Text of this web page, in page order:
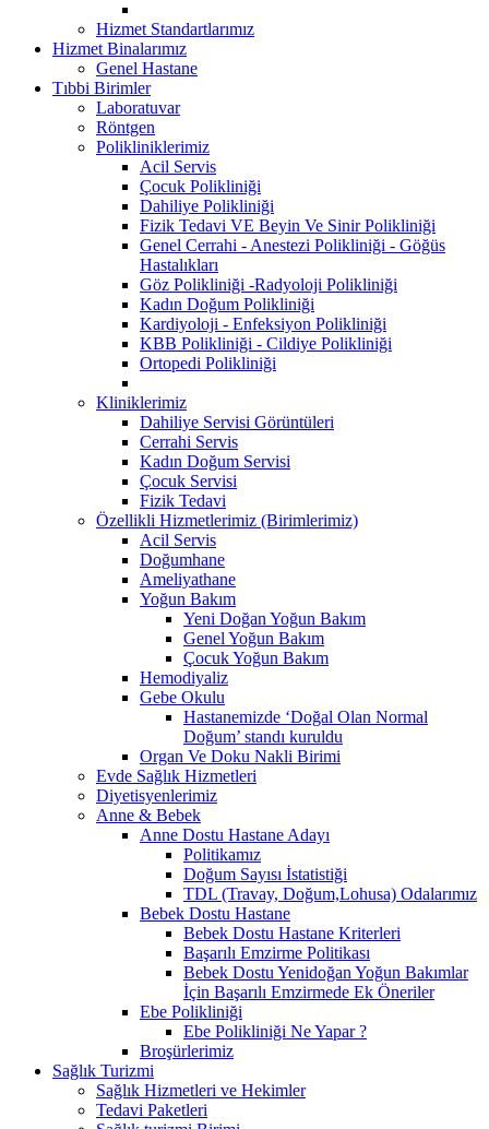
Hizmet Standartlarımız
Hizmet Binalarımız
Genel Hastane
Tıbbi Birimler
Laboratuvar
Röntgen
Polikliniklerimiz
Acil Servis
Çocuk Polikliniği
Dahiliye Polikliniği
Fizik Tedavi VE Beyin Ve Sinir Polikliniği
Genel Cerrahi - Anestezi Polikliniği - Göğüs
Hastalıkları
Göz Polikliniği -Radyoloji Polikliniği
Kadın Doğum Polikliniği
Kardiyoloji - Enfeksiyon Polikliniği
KBB Polikliniği - Cildiye Polikliniği
Ortopedi Polikliniği
Kliniklerimiz
Dahiliye Servisi Görüntüleri
Cerrahi Servis
Kadın Doğum Servisi
Çocuk Servisi
Fizik Tedavi
Özellikli Hizmetlerimiz (Birimlerimiz)
Acil Servis
Doğumhane
Ameliyathane
Yoğun Bakım
Yeni Doğan Yoğun Bakım
Genel Yoğun Bakım
Çocuk Yoğun Bakım
Hemodiyaliz
Gebe Okulu
Hastanemizde ‘Doğal Olan Normal
Doğum’ standı kuruldu
Organ Ve Doku Nakli Birimi
Evde Sağlık Hizmetleri
Diyetisyenlerimiz
Anne & Bebek
Anne Dostu Hastane Adayı
Politikamız
Doğum Sayısı İstatistiği
TDL (Travay, Doğum,Lohusa) Odalarımız
Bebek Dostu Hastane
Bebek Dostu Hastane Kriterleri
Başarılı Emzirme Politikası
Bebek Dostu Yenidoğan Yoğun Bakımlar
İçin Başarılı Emzirmede Ek Öneriler
Ebe Polikliniği
Ebe Polikliniği Ne Yapar ?
Broşürlerimiz
Sağlık Turizmi
Sağlık Hizmetleri ve Hekimler
Tedavi Paketleri